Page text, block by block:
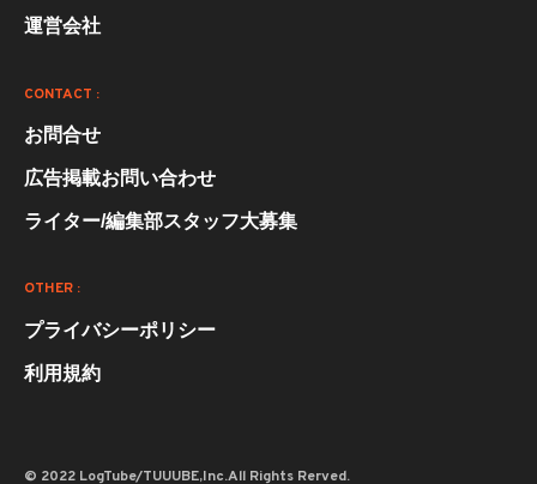
運営会社
CONTACT :
お問合せ
広告掲載お問い合わせ
ライター/編集部スタッフ大募集
OTHER :
プライバシーポリシー
利用規約
© 2022 LogTube/TUUUBE,Inc.All Rights Rerved.